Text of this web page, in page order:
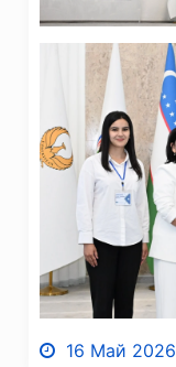
16 Май 2026